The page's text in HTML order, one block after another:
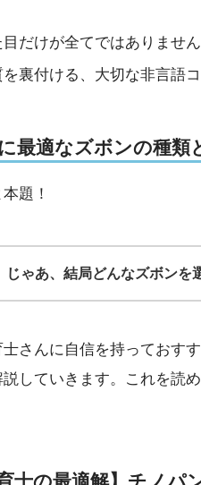
目だけが全てではありませ
裏付ける、大切な非言語
最適なズボンの種類
題！
じゃあ、結局どんなズボンを
さんに自信を持っておす
していきます。これを読